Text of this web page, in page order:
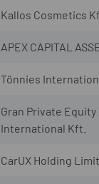
Kallos Cosmetics
APEX CAPITAL
Tönnies
Gran Private Equity
International Kft.
CarUX Holding